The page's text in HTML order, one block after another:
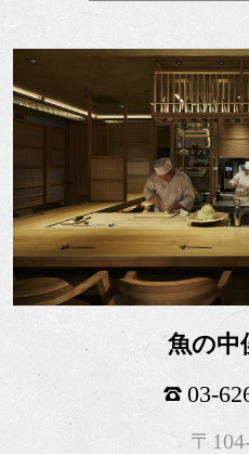
魚の中
03-
〒